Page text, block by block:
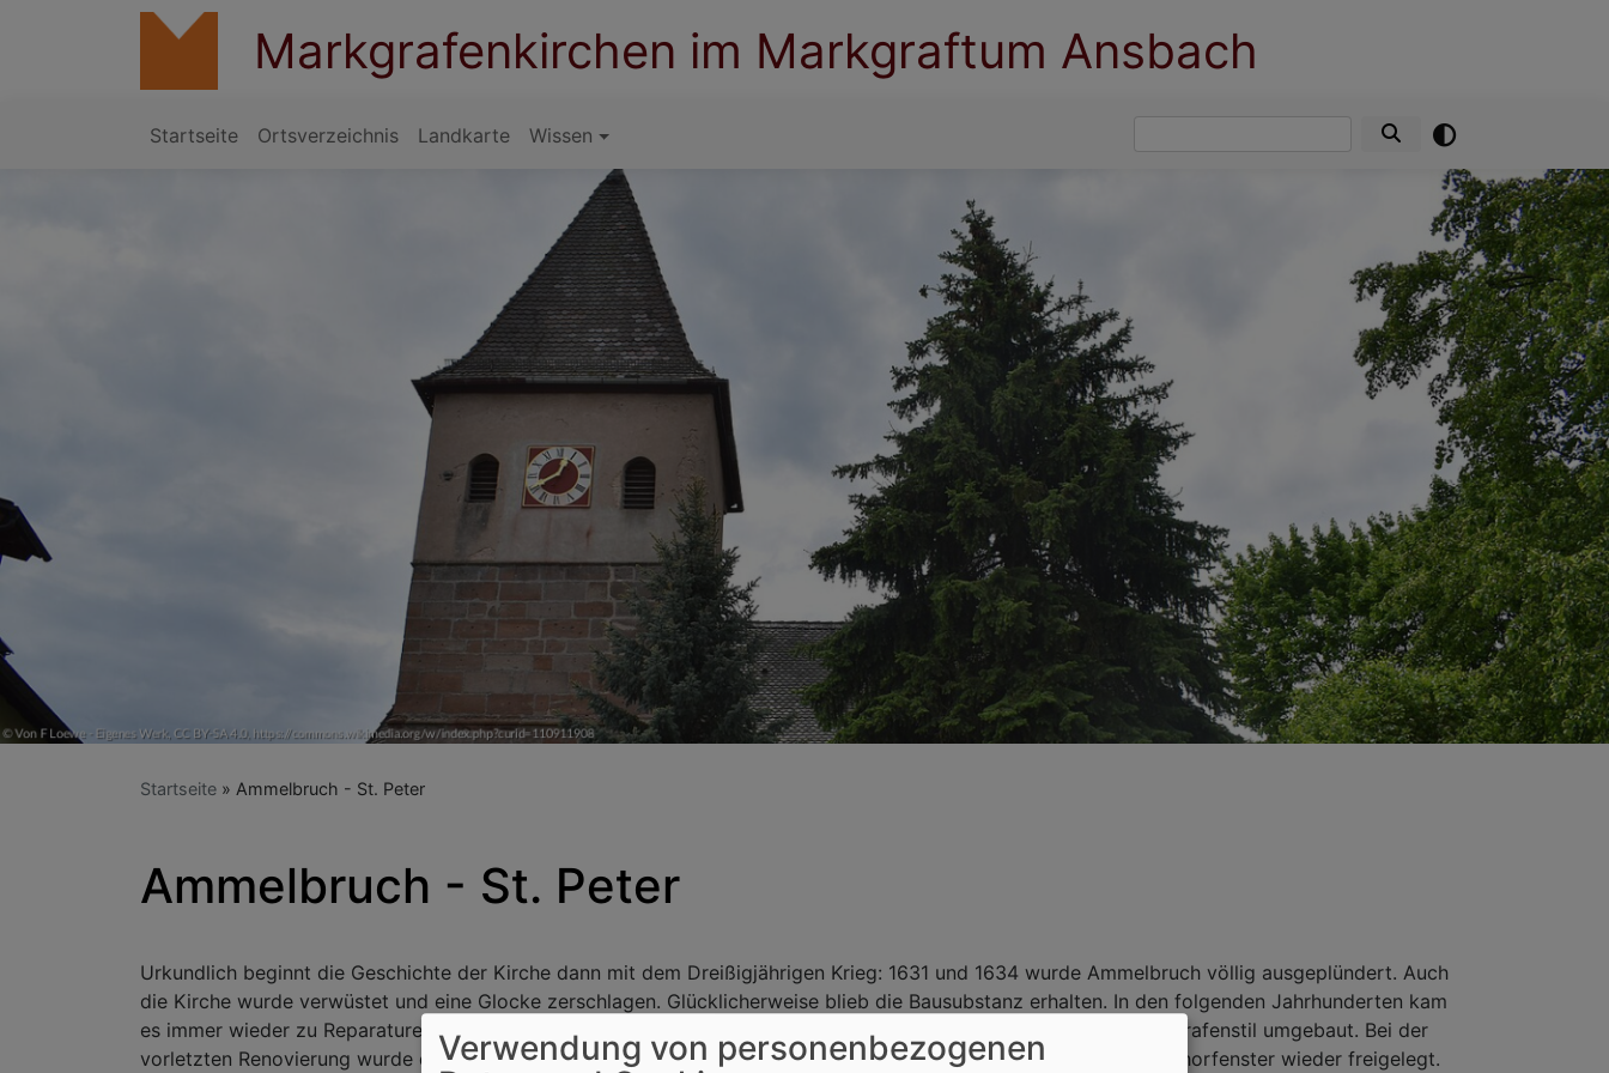
Markgrafenkirchen im Markgraftum Ansbach
Hauptnavigation
Startseite Ortsverzeichnis Landkarte Wissen
Startseite Ammelbruch - St. Peter
Ammelbruch - St. Peter
Urkundlich beginnt die Geschichte der Kirche dann mit dem Dreißigjährigen Krieg: 1631 und 1634 wurde Ammelbruch völlig ausgeplündert. Auch
die Kirche wurde verwüstet und eine Glocke zerschlagen. Glücklicherweise blieb die Bausubstanz erhalten. In den folgenden Jahrhunderten kam
es immer wieder zu Reparaturen und Umbauten: 1729 wurde die erste Orgel angeschafft, 1753 die Kirche im Markgrafenstil umgebaut. Bei der
vorletzten Renovierung wurde die Kirche schließlich „regotisiert“ - die Kanzelwand wurde entfernt, die gotischen Chorfenster wieder freigelegt.
Verwendung von personenbezogenen